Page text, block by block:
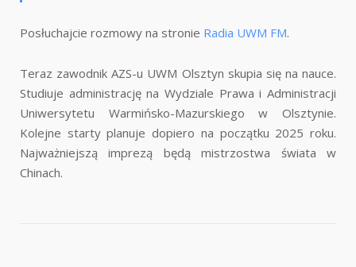
Posłuchajcie rozmowy na stronie Radia UWM FM.
Teraz zawodnik AZS-u UWM Olsztyn skupia się na nauce.
Studiuje administrację na Wydziale Prawa i Administracji
Uniwersytetu Warmińsko-Mazurskiego w Olsztynie.
Kolejne starty planuje dopiero na początku 2025 roku.
Najważniejszą imprezą będą mistrzostwa świata w
Chinach.